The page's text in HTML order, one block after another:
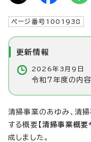
ページ番号1001938
更新情報
2026年3月9日
令和7年度の内容
清掃事業のあゆみ、清
する概要 【清掃事業概
成しました。